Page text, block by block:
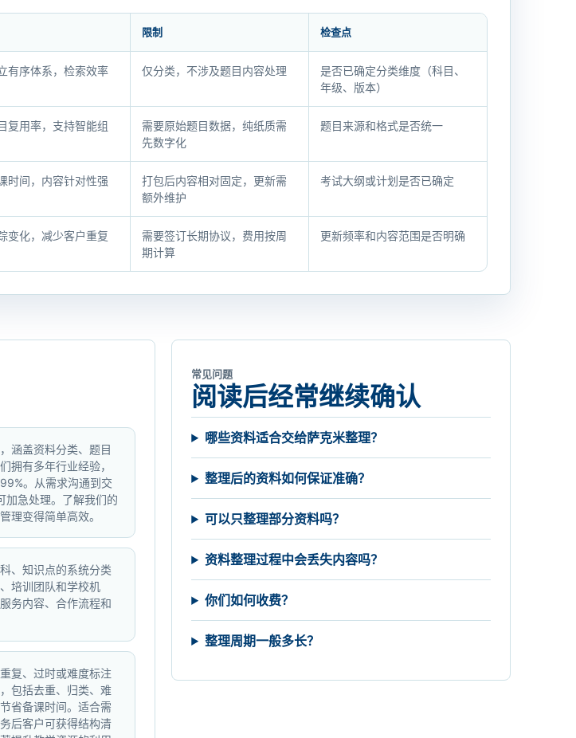
限制 检查点
有序体系，检索效率
仅分类，不涉及题目内容处理
是否已确定分类维度（科目、
年级、版本）
复用率，支持智能组
需要原始题目数据，纯纸质需
先数字化
题目来源和格式是否统一
时间，内容针对性强
打包后内容相对固定，更新需
额外维护
考试大纲或计划是否已确定
变化，减少客户重复
需要签订长期协议，费用按周
期计算
更新频率和内容范围是否明确
涵盖资料分类、题目
拥有多年行业经验，
。从需求沟通到交
加急处理。了解我们的
理变得简单高效。
、知识点的系统分类
培训团队和学校机
务内容、合作流程和
复、过时或难度标注
包括去重、归类、难
省备课时间。适合需
后客户可获得结构清
常见问题
阅读后经常继续确认
哪些资料适合交给萨克米整理？
整理后的资料如何保证准确？
可以只整理部分资料吗？
资料整理过程中会丢失内容吗？
你们如何收费？
整理周期一般多长？